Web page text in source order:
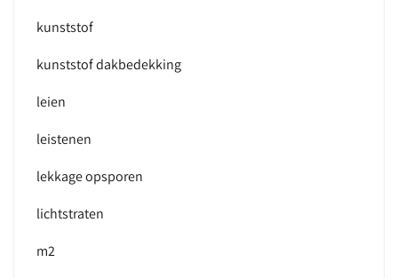
kunststof
kunststof dakbedekking
leien
leistenen
lekkage opsporen
lichtstraten
m2